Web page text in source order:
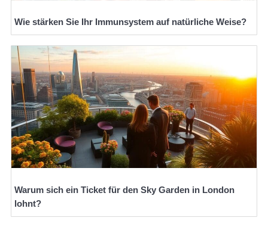
Wie stärken Sie Ihr Immunsystem auf natürliche Weise?
Warum sich ein Ticket für den Sky Garden in London
lohnt?